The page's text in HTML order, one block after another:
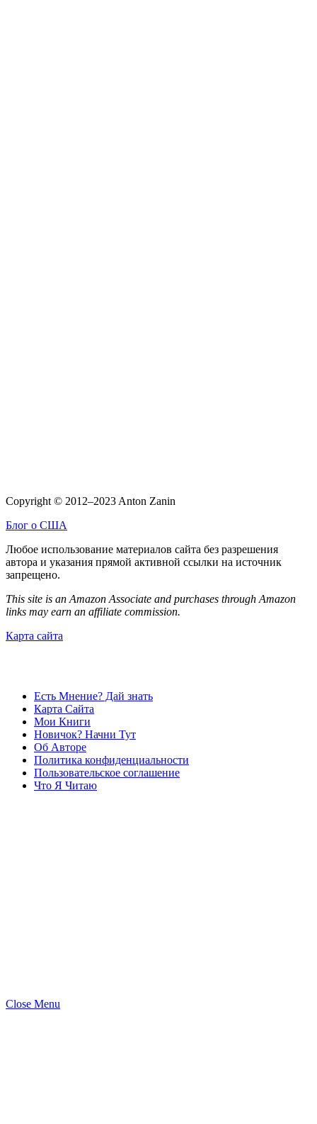
Copyright © 2012–2023 Anton Zanin
Блог о США
Любое использование материалов сайта без разрешения
автора и указания прямой активной ссылки на источник
запрещено.
This site is an Amazon Associate and purchases through Amazon
links may earn an affiliate commission.
Карта сайта
Есть Мнение? Дай знать
Карта Сайта
Мои Книги
Новичок? Начни Тут
Об Авторе
Политика конфиденциальности
Пользовательское соглашение
Что Я Читаю
Close Menu